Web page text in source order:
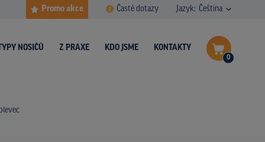
Promo akce Časté dotazy Jazyk: Čeština
0
NOSIČŮ Z PRAXE KDO JSME KONTAKTY